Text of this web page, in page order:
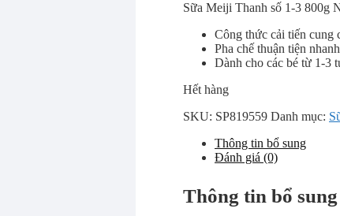
là:
Sữa Meiji Thanh số 1-3 800g
Công thức cải tiến cung
Pha chế thuận tiện
Dành cho các bé từ 1-3
Hết hàng
SKU: SP819559 Danh mục:
Thông tin bổ sung
Đánh giá (0)
Thông tin bổ sung